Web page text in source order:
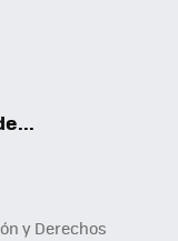
y Derechos